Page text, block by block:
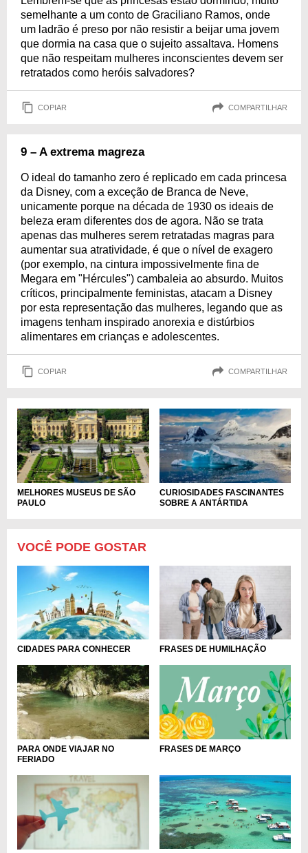
semelhante a um conto de Graciliano Ramos, onde
um ladrão é preso por não resistir a beijar uma jovem
que dormia na casa que o sujeito assaltava. Homens
que não respeitam mulheres inconscientes devem ser
retratados como heróis salvadores?
COPIAR COMPARTILHAR
9 – A extrema magreza
O ideal do tamanho zero é replicado em cada princesa
da Disney, com a exceção de Branca de Neve,
unicamente porque na década de 1930 os ideais de
beleza eram diferentes dos de agora. Não se trata
apenas das mulheres serem retratadas magras para
aumentar sua atratividade, é que o nível de exagero
(por exemplo, na cintura impossivelmente fina de
Megara em "Hércules") cambaleia ao absurdo. Muitos
críticos, principalmente feministas, atacam a Disney
por esta representação das mulheres, legando que as
imagens tenham inspirado anorexia e distúrbios
alimentares em crianças e adolescentes.
COPIAR COMPARTILHAR
MELHORES MUSEUS DE SÃO
PAULO
CURIOSIDADES FASCINANTES
SOBRE A ANTÁRTIDA
VOCÊ PODE GOSTAR
CIDADES PARA CONHECER FRASES DE HUMILHAÇÃO
PARA ONDE VIAJAR NO
FERIADO
FRASES DE MARÇO